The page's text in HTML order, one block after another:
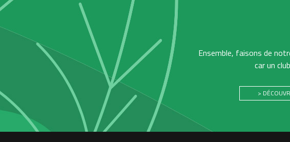
Ensemble, faisons de
car un
>